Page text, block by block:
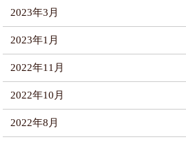
2023年3月
2023年1月
2022年11月
2022年10月
2022年8月